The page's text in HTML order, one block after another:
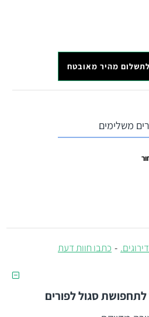
- כתבו חוות דעת
לתשלום מהיר מאובטח
משלימים
סגול לפורים